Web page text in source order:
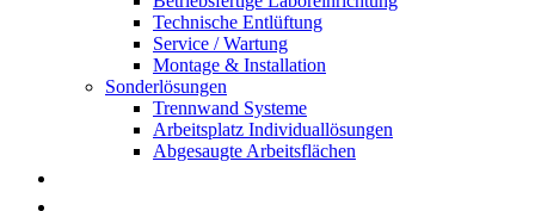
Technische Entlüftung
Service / Wartung
Montage & Installation
Sonderlösungen
Trennwand Systeme
Arbeitsplatz Individuallösungen
Abgesaugte Arbeitsflächen